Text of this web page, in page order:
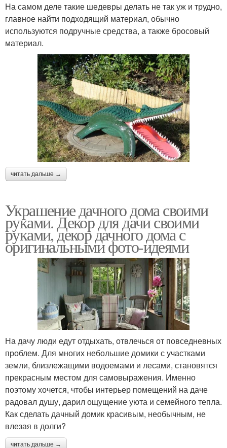
На самом деле такие шедевры делать не так уж и трудно,
главное найти подходящий материал, обычно
используются подручные средства, а также бросовый
материал.
читать дальше →
Украшение дачного дома своими
руками. Декор для дачи своими
руками, декор дачного дома с
оригинальными фото-идеями
На дачу люди едут отдыхать, отвлечься от повседневных
проблем. Для многих небольшие домики с участками
земли, близлежащими водоемами и лесами, становятся
прекрасным местом для самовыражения. Именно
поэтому хочется, чтобы интерьер помещений на даче
радовал душу, дарил ощущение уюта и семейного тепла.
Как сделать дачный домик красивым, необычным, не
влезая в долги?
читать дальше →